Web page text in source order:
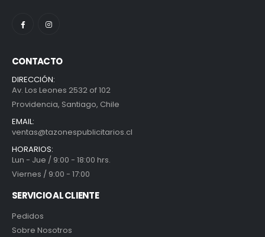
CONTACTO
DIRECCIÓN:
Av. Los Leones 2532 of 102
Providencia, Santiago, Chile
EMAIL:
ventas@tazonespublicitarios.cl
HORARIOS:
Lun - Jue / 9:00 - 18:00 hrs.
Viernes / 9:00 - 17:00
SERVICIO AL CLIENTE
Pedidos
Sobre Nosotros